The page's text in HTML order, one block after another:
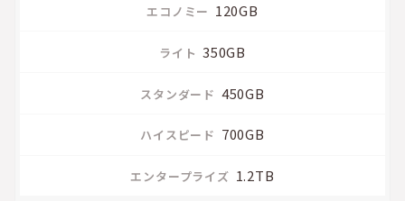
120GB
350GB
450GB
700GB
1.2TB